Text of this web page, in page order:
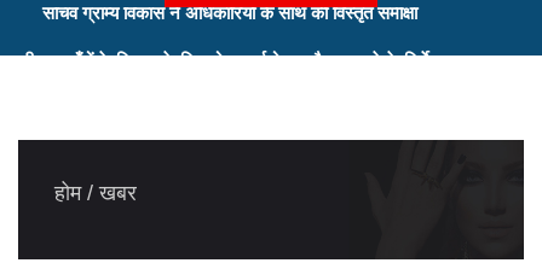
सीमान्त गाँवों के विकास के लिए ठोस कार्ययोजना तैयार करने के निर्देश
सचिव ग्राम्य विकास ने अधिकारियों के साथ की विस्तृत समीक्षा
होम खबर